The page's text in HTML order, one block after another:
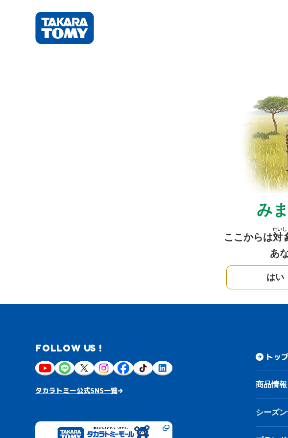
み
ここからは対
たいし
あ
はい
FOLLOW US !
タカラトミー公式SNS一覧
トッ
商品情報
シーズ